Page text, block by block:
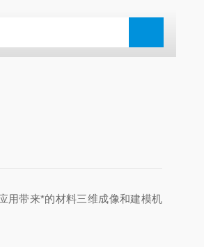
万通水分仪
用带来*的材料三维成像和建模机